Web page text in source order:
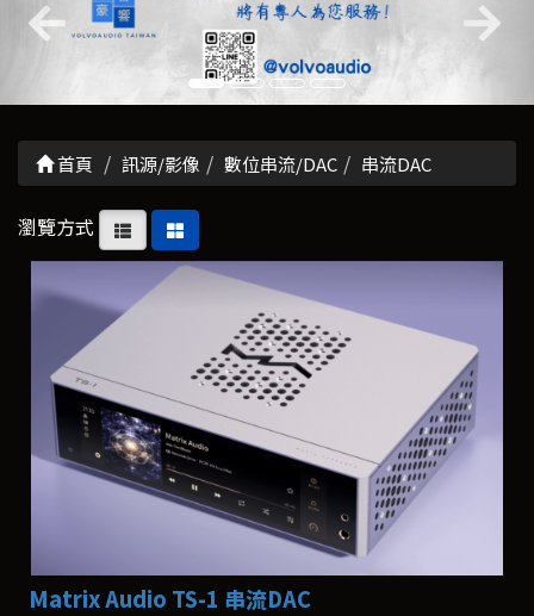
首頁 訊源/影像 數位串流/DAC 串流DAC
瀏覽方式
Matrix Audio TS-1 串流DAC